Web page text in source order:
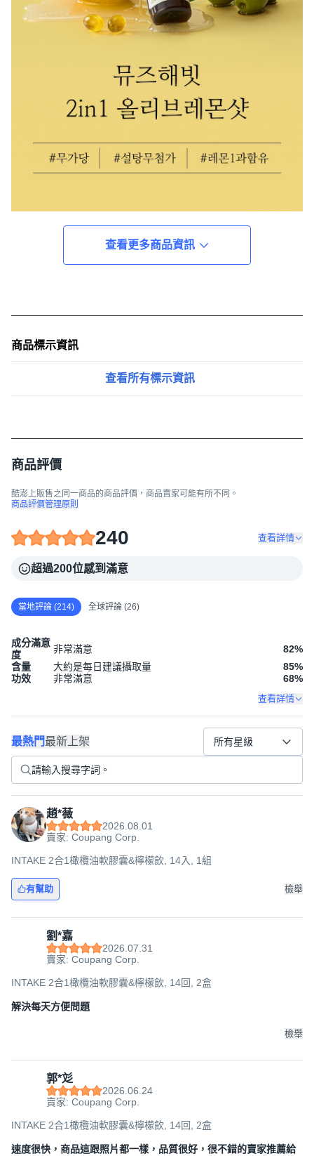
查看更多商品資訊
商品標示資訊
查看所有標示資訊
商品評價
酷澎上販售之同一商品的商品評價，商品賣家可能有所不同。
商品評價管理原則
240 查看詳情
超過200位感到滿意
當地評論 (214) 全球評論 (26)
成分滿意
度
非常滿意 82%
含量
大約是每日建議攝取量 85%
功效
非常滿意 68%
查看詳情
最熱門最新上架 所有星級
趙*薇
2026.08.01
賣家: Coupang Corp.
INTAKE 2合1橄欖油軟膠囊&檸檬飲, 14入, 1組
有幫助 檢舉
劉*嘉
2026.07.31
賣家: Coupang Corp.
INTAKE 2合1橄欖油軟膠囊&檸檬飲, 14回, 2盒
解決每天方便問題
檢舉
郭*彣
2026.06.24
賣家: Coupang Corp.
INTAKE 2合1橄欖油軟膠囊&檸檬飲, 14回, 2盒
速度很快，商品這跟照片都一樣，品質很好，很不錯的賣家推薦給